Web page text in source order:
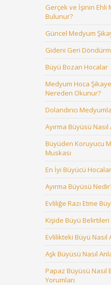
Gerçek ve İşinin Ehli
Bulunur?
Güncel Medyum
Gideni Geri
Büyü Bozan Hocalar
Medyum Hoca
Nereden Okunur?
Dolandırıcı
Ayırma Büyüsü Nasıl
Büyüden Koruyucu
Muskası
En İyi Büyücü
Ayırma Büyüsü
Evliliğe Razı Etme
Kişide Büyü Belirtileri
Evlilikteki Büyü Nasıl
Aşk Büyüsü Nasıl
Papaz Büyüsü Nasıl
Yorumları